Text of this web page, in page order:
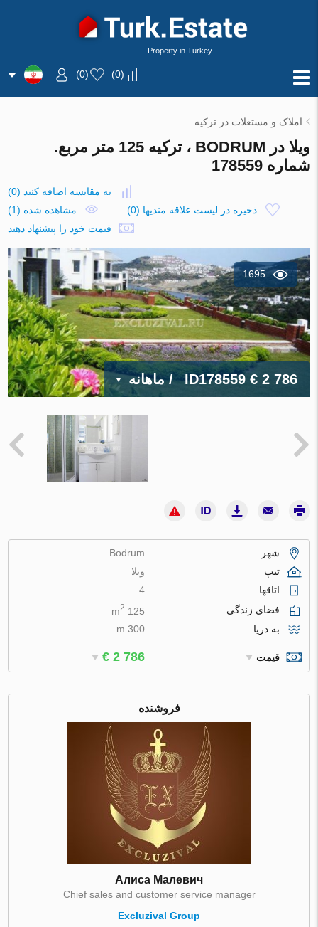
Property in Turkey
(
0
)
(
0
)
املاک و مستغلات در ترکیه
ویلا در BODRUM ، ترکیه 125 متر مربع.
شماره 178559
به مقایسه اضافه کنید (
0
)
ذخیره در لیست علاقه مندیها (
0
)
مشاهده شده (1)
قیمت خود را پیشنهاد دهید
1695
ID178559€ 2 786 / ماهانه
شهر
Bodrum
تیپ
ویلا
اتاقها
4
فضای زندگی
125 m
2
به دریا 300 m
قیمت € 2 786
فروشنده
Алиса Малевич
Chief sales and customer service manager
Excluzival Group